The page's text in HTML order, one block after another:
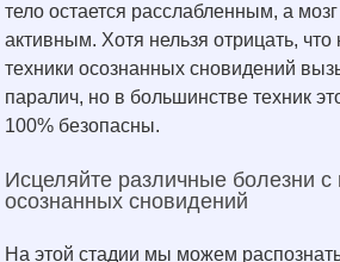
тело остается расслабленным, а
активным. Хотя нельзя отрицать, что
техники осознанных сновидений
паралич, но в большинстве техник
100% безопасны.
Исцеляйте различные болезни
осознанных сновидений
На этой стадии мы можем